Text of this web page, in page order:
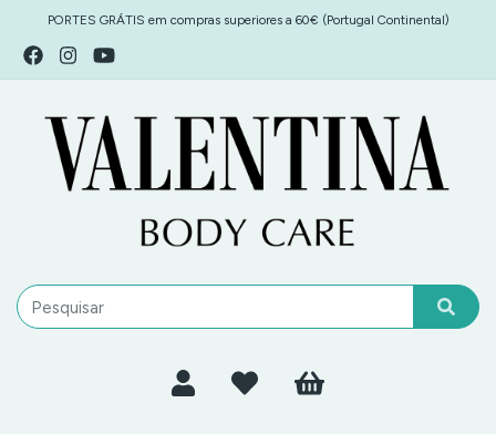
PORTES GRÁTIS em compras superiores a 60€ (Portugal Continental)